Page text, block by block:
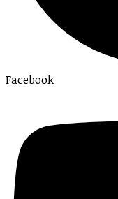
Facebook